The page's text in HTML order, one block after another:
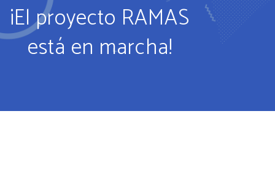
¡El proyecto RAMAS
está en marcha!